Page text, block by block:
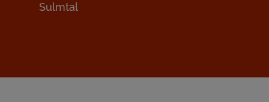
Sulmtal